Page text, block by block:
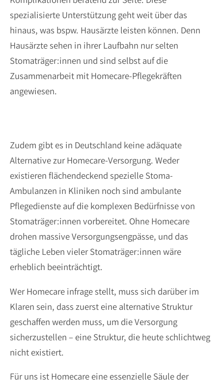
spezialisierte Unterstützung geht weit über das
hinaus, was bspw. Hausärzte leisten können. Denn
Hausärzte sehen in ihrer Laufbahn nur selten
Stomaträger:innen und sind selbst auf die
Zusammenarbeit mit Homecare-Pflegekräften
angewiesen.
Zudem gibt es in Deutschland keine adäquate
Alternative zur Homecare-Versorgung. Weder
existieren flächendeckend spezielle Stoma-
Ambulanzen in Kliniken noch sind ambulante
Pflegedienste auf die komplexen Bedürfnisse von
Stomaträger:innen vorbereitet. Ohne Homecare
drohen massive Versorgungsengpässe, und das
tägliche Leben vieler Stomaträger:innen wäre
erheblich beeinträchtigt.
Wer Homecare infrage stellt, muss sich darüber im
Klaren sein, dass zuerst eine alternative Struktur
geschaffen werden muss, um die Versorgung
sicherzustellen – eine Struktur, die heute schlichtweg
nicht existiert.
Für uns ist Homecare eine essenzielle Säule der